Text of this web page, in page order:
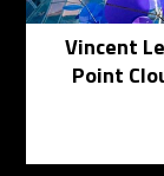
Vincent
Point